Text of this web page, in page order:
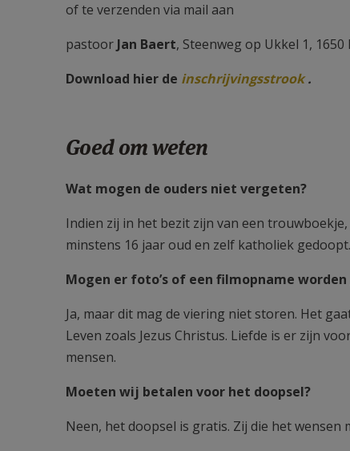
of te verzenden via mail aan
pastoor Jan Baert, Steenweg op Ukkel 1, 1650
Download hier de inschrijvingsstrook.
Goed om weten
Wat mogen de ouders niet vergeten?
Indien zij in het bezit zijn van een
minstens 16 jaar oud en zelf katholiek
Mogen er foto’s of een filmopname
Ja, maar dit mag de viering niet storen. Het
Leven zoals Jezus Christus. Liefde is er zijn
mensen.
Moeten wij betalen voor het doopsel?
Neen, het doopsel is gratis. Zij die het